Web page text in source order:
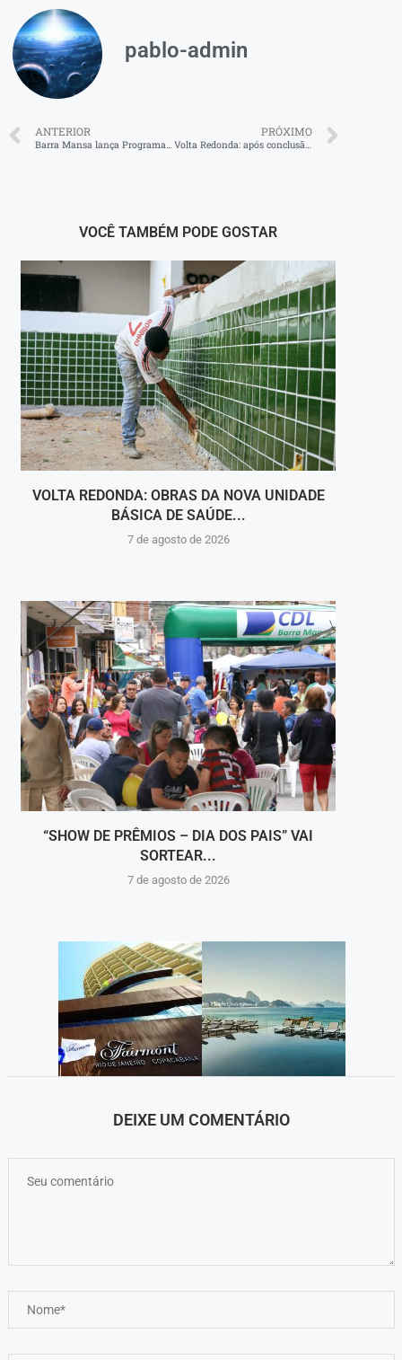
pablo-admin
ANTERIOR
Barra Mansa lança Programa de Capacitação em Paradesporto e anuncia Festival Paralímpico 2025
PRÓXIMO
Volta Redonda: após conclusão de obras de nova galeria de drenagem, vias do Retiro recebem novo asfalto
VOCÊ TAMBÉM PODE GOSTAR
VOLTA REDONDA: OBRAS DA NOVA UNIDADE
BÁSICA DE SAÚDE...
7 de agosto de 2026
“SHOW DE PRÊMIOS – DIA DOS PAIS” VAI
SORTEAR...
7 de agosto de 2026
DEIXE UM COMENTÁRIO